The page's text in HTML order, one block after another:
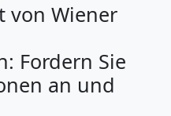
von Wiener
Fordern Sie
an und